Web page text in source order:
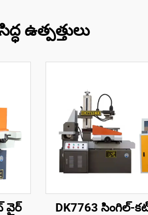
ఉత్పత్తులు
వైర్
DK7763 సింగిల్-